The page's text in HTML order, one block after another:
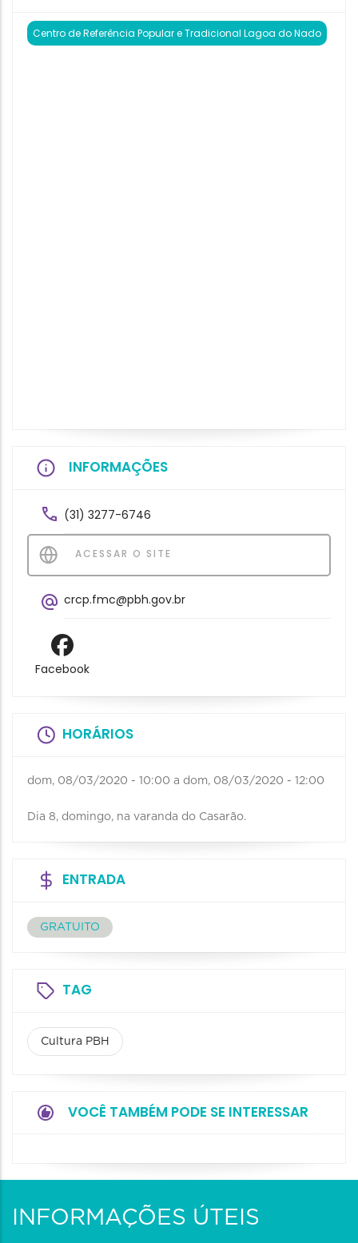
Centro de Referência Popular e Tradicional Lagoa do Nado
INFORMAÇÕES
(31) 3277-6746
ACESSAR O SITE
crcp.fmc@pbh.gov.br
Facebook
HORÁRIOS
dom, 08/03/2020 - 10:00 a dom, 08/03/2020 - 12:00
Dia 8, domingo, na varanda do Casarão.
ENTRADA
GRATUITO
TAG
Cultura PBH
VOCÊ TAMBÉM PODE SE INTERESSAR
INFORMAÇÕES ÚTEIS